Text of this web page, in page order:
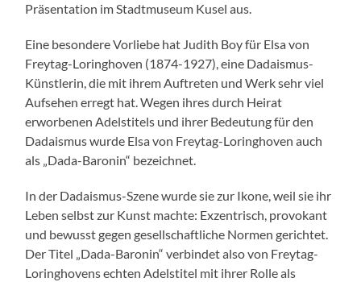
Präsentation im Stadtmuseum Kusel aus.
Eine besondere Vorliebe hat Judith Boy für Elsa von
Freytag-Loringhoven (1874-1927), eine Dadaismus-
Künstlerin, die mit ihrem Auftreten und Werk sehr viel
Aufsehen erregt hat. Wegen ihres durch Heirat
erworbenen Adelstitels und ihrer Bedeutung für den
Dadaismus wurde Elsa von Freytag-Loringhoven auch
als „Dada-Baronin“ bezeichnet.
In der Dadaismus-Szene wurde sie zur Ikone, weil sie ihr
Leben selbst zur Kunst machte: Exzentrisch, provokant
und bewusst gegen gesellschaftliche Normen gerichtet.
Der Titel „Dada-Baronin“ verbindet also von Freytag-
Loringhovens echten Adelstitel mit ihrer Rolle als